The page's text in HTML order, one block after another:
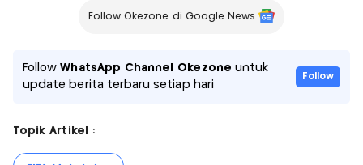
Follow Okezone di Google News
FollowWhatsApp Channel Okezone untuk
update berita terbaru setiap hari
Follow
Topik Artikel :